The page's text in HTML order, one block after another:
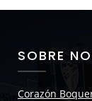
SOBRE
Corazón